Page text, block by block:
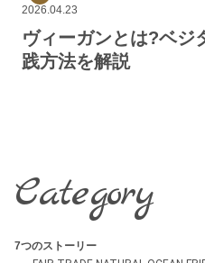
2026.04.23
ヴィーガンとは?ベジ
践方法を解説
Category
7つのストーリー